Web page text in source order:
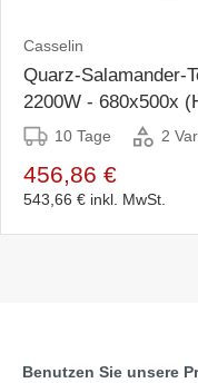
Casselin
Quarz-Salamander-
2200W - 680x500x
10 Tage 2
456,86 €
543,66 € inkl. MwSt.
Benutzen Sie unsere